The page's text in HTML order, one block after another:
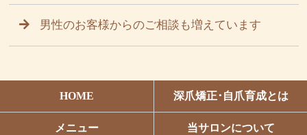
男性のお客様からのご相談も増えています
HOME 深爪矯正･自爪育成とは
メニュー 当サロンについて